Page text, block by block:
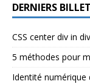
DERNIERS
CSS center div in
5 méthodes pour
Identité numérique